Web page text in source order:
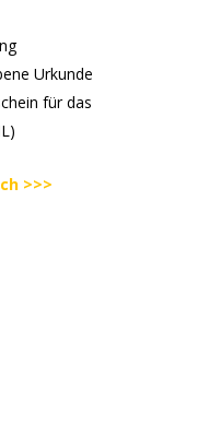
Urkunde
für das
>>>